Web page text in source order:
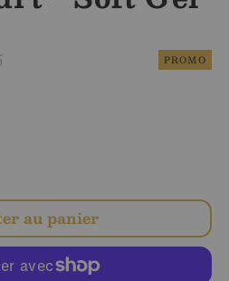
PROMO
au panier